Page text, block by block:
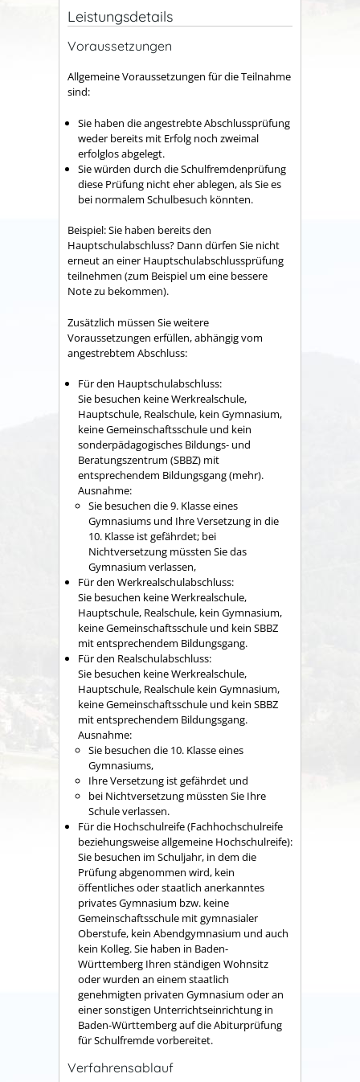
Leistungsdetails
Voraussetzungen
Allgemeine Voraussetzungen für die Teilnahme
sind:
Sie haben die angestrebte Abschlussprüfung
weder bereits mit Erfolg noch zweimal
erfolglos abgelegt.
Sie würden durch die Schulfremdenprüfung
diese Prüfung nicht eher ablegen, als Sie es
bei normalem Schulbesuch könnten.
Beispiel:Sie haben bereits den
Hauptschulabschluss? Dann dürfen Sie nicht
erneut an einer Hauptschulabschlussprüfung
teilnehmen (zum Beispiel um eine bessere
Note zu bekommen).
Zusätzlich müssen Sie weitere
Voraussetzungen erfüllen, abhängig vom
angestrebtem Abschluss:
Für den Hauptschulabschluss:
Sie besuchen keine Werkrealschule,
Hauptschule, Realschule, kein Gymnasium,
keine Gemeinschaftsschule und kein
sonderpädagogisches Bildungs- und
Beratungszentrum (SBBZ) mit
entsprechendem Bildungsgang (mehr).
Ausnahme:
Sie besuchen die 9. Klasse eines
Gymnasiums und Ihre Versetzung in die
10. Klasse ist gefährdet; bei
Nichtversetzung müssten Sie das
Gymnasium verlassen,
Für den Werkrealschulabschluss:
Sie besuchen keine Werkrealschule,
Hauptschule, Realschule, kein Gymnasium,
keine Gemeinschaftsschule und kein SBBZ
mit entsprechendem Bildungsgang.
Für den Realschulabschluss:
Sie besuchen keine Werkrealschule,
Hauptschule, Realschule kein Gymnasium,
keine Gemeinschaftsschule und kein SBBZ
mit entsprechendem Bildungsgang.
Ausnahme:
Sie besuchen die 10. Klasse eines
Gymnasiums,
Ihre Versetzung ist gefährdet und
bei Nichtversetzung müssten Sie Ihre
Schule verlassen.
Für die Hochschulreife (Fachhochschulreife
beziehungsweise allgemeine Hochschulreife):
Sie besuchen im Schuljahr, in dem die
Prüfung abgenommen wird, kein
öffentliches oder staatlich anerkanntes
privates Gymnasium bzw. keine
Gemeinschaftsschule mit gymnasialer
Oberstufe, kein Abendgymnasium und auch
kein Kolleg. Sie haben in Baden-
Württemberg Ihren ständigen Wohnsitz
oder wurden an einem staatlich
genehmigten privaten Gymnasium oder an
einer sonstigen Unterrichtseinrichtung in
Baden-Württemberg auf die Abiturprüfung
für Schulfremde vorbereitet.
Verfahrensablauf